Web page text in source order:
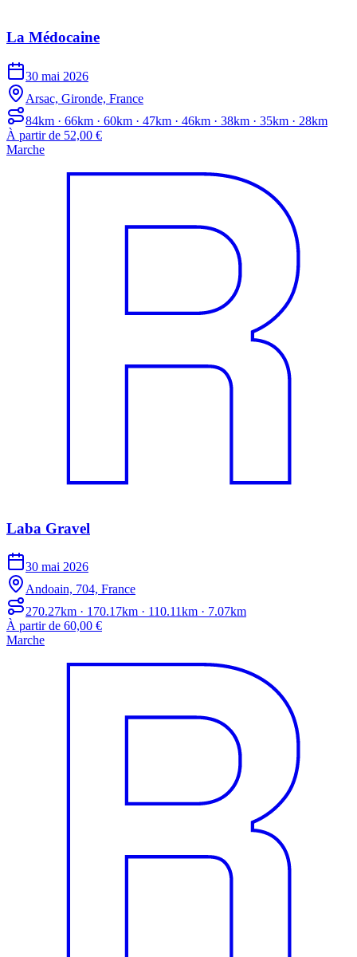
La Médocaine
30 mai 2026
Arsac, Gironde, France
84km · 66km · 60km · 47km · 46km · 38km · 35km · 28km
À partir de 52,00 €
Marche
Laba Gravel
30 mai 2026
Andoain, 704, France
270.27km · 170.17km · 110.11km · 7.07km
À partir de 60,00 €
Marche